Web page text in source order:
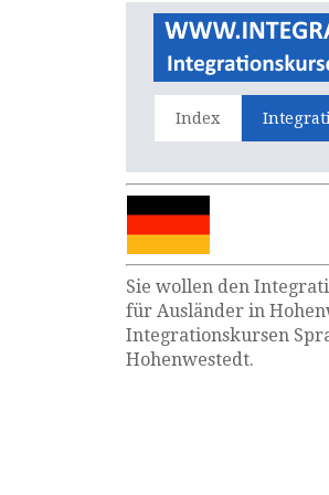
Index
Sie wollen den
für Ausländer in
Integrationskursen
Hohenwestedt.